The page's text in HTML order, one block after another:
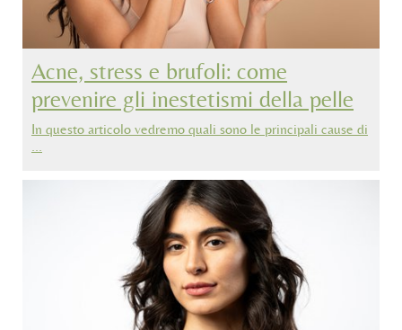
Acne, stress e brufoli: come
prevenire gli inestetismi della pelle
In questo articolo vedremo quali sono le principali cause di
…